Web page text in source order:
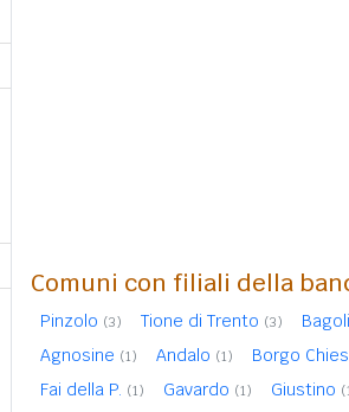
Comuni con filiali della
Pinzolo (3) Tione di Trento (3)
Agnosine (1) Andalo (1) Borgo
Fai della P. (1) Gavardo (1) Giustino